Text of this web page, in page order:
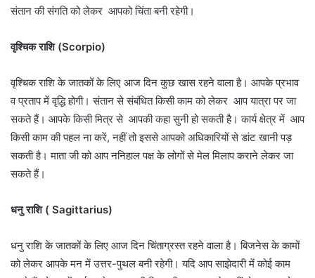
संतान की संगति को लेकर आपको चिंता बनी रहेगी।
वृश्चिक राशि (Scorpio)
वृश्चिक राशि के जातकों के लिए आज दिन कुछ खास रहने वाला है। आपके प्रभाव
व प्रताप में वृद्धि होगी। संतान से संबंधित किसी काम को लेकर आप यात्रा पर जा
सकते हैं। आपके किसी मित्र से आपकी कहा सुनी हो सकती है। कार्य क्षेत्र में आप
किसी काम की पहल ना करें, नहीं तो इससे आपको अधिकारियों से डांट खानी पड़
सकती है। माता जी को आप ननिहाल पक्ष के लोगों से मेल मिलाप कराने लेकर जा
सकते हैं।
धनु राशि ( Sagittarius)
धनु राशि के जातकों के लिए आज दिन चिंताग्रस्त रहने वाला है। बिजनेस के कामों
को लेकर आपके मन में उत्तर-पुथल बनी रहेगी। यदि आप साझेदारी में कोई काम